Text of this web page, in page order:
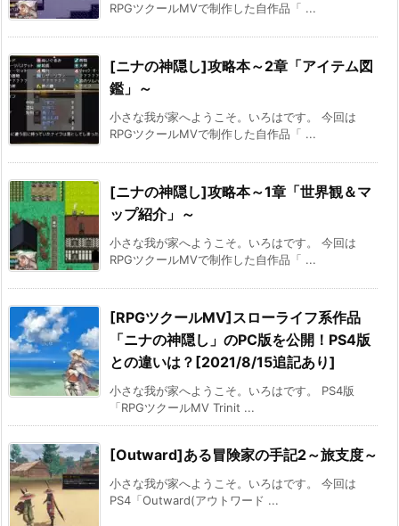
RPGツクールMVで制作した自作品「 ...
[ニナの神隠し]攻略本～2章「アイテム図
鑑」～
小さな我が家へようこそ。いろはです。 今回は
RPGツクールMVで制作した自作品「 ...
[ニナの神隠し]攻略本～1章「世界観＆マ
ップ紹介」～
小さな我が家へようこそ。いろはです。 今回は
RPGツクールMVで制作した自作品「 ...
[RPGツクールMV]スローライフ系作品
「ニナの神隠し」のPC版を公開！PS4版
との違いは？[2021/8/15追記あり]
小さな我が家へようこそ。いろはです。 PS4版
「RPGツクールMV Trinit ...
[Outward]ある冒険家の手記2～旅支度～
小さな我が家へようこそ。いろはです。 今回は
PS4「Outward(アウトワード ...